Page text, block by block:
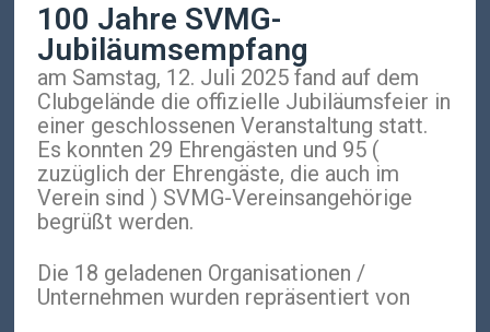
100 Jahre SVMG-
Jubiläumsempfang
am Samstag, 12. Juli 2025 fand auf dem
Clubgelände die offizielle Jubiläumsfeier in
einer geschlossenen Veranstaltung statt.
Es konnten 29 Ehrengästen und 95 (
zuzüglich der Ehrengäste, die auch im
Verein sind ) SVMG-Vereinsangehörige
begrüßt werden.
Die 18 geladenen Organisationen /
Unternehmen wurden repräsentiert von